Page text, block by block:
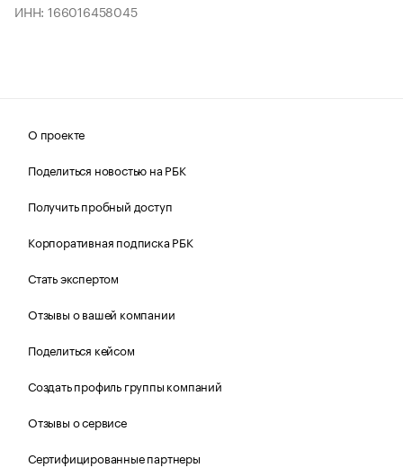
ИНН: 166016458045
О проекте
Поделиться новостью на РБК
Получить пробный доступ
Корпоративная подписка РБК
Стать экспертом
Отзывы о вашей компании
Поделиться кейсом
Создать профиль группы компаний
Отзывы о сервисе
Сертифицированные партнеры